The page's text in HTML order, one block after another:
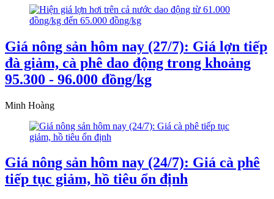
Giá nông sản hôm nay (27/7): Giá lợn tiếp
đà giảm, cà phê dao động trong khoảng
95.300 - 96.000 đồng/kg
Minh Hoàng
Giá nông sản hôm nay (24/7): Giá cà phê
tiếp tục giảm, hồ tiêu ổn định